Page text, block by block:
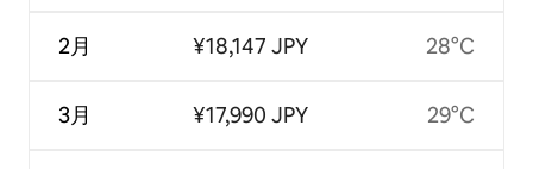
2月
3月
¥18,147 JPY
¥17,990 JPY
28°C
29°C